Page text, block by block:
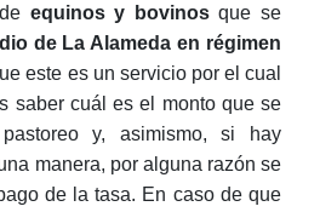
de equinos y bovinosque se
de La Alameda en régimen
este es un servicio por el cual
saber cuál es el monto que se
y, asimismo, si hay
manera, por alguna razón se
de la tasa. En caso de que